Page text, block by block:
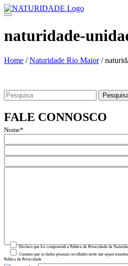
Skip
to
naturidade-
Home / Naturidade Rio Maior /
Search
for:
FALE CONNOSCO
Nome*
Declaro que li e compreendi a Política de Privacidade da
Consinto que os dados pessoais recolhidos neste site sejam
Política de Privacidade